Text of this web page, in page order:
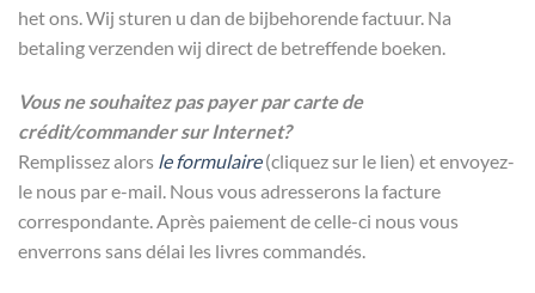
het ons. Wij sturen u dan de bijbehorende factuur. Na
betaling verzenden wij direct de betreffende boeken.
Vous ne souhaitez pas payer par carte de
crédit/commander sur Internet?
Remplissez alors le formulaire(cliquez sur le lien) et envoyez-
le nous par e-mail. Nous vous adresserons la facture
correspondante. Après paiement de celle-ci nous vous
enverrons sans délai les livres commandés.